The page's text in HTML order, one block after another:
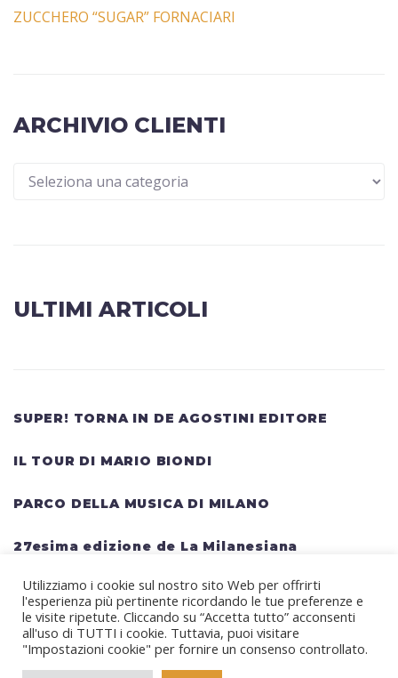
ZUCCHERO “SUGAR” FORNACIARI
ARCHIVIO CLIENTI
ULTIMI ARTICOLI
SUPER! TORNA IN DE AGOSTINI EDITORE
IL TOUR DI MARIO BIONDI
PARCO DELLA MUSICA DI MILANO
27esima edizione de La Milanesiana
HELLWATT FESTIVAL: una lineup gigantesca
per il festival estivo TRAVIS SCOTT, KANYE
WEST, SWEDISH HOUSE MAFIA, MARTIN
Utilizziamo i cookie sul nostro sito Web per offrirti
l'esperienza più pertinente ricordando le tue preferenze e
le visite ripetute. Cliccando su “Accetta tutto” acconsenti
all'uso di TUTTI i cookie. Tuttavia, puoi visitare
"Impostazioni cookie" per fornire un consenso controllato.